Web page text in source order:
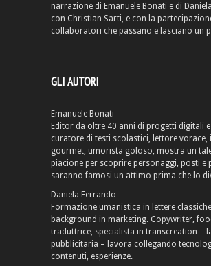
narrazione di Emanuele Bonati e di
con Christian Sarti, e con la
collaboratori che passano e lasciano un
GLI AUTORI
Emanuele Bonati
Editor da oltre 40 anni di progetti digitali
curatore di testi scolastici, lettore vorace,
gourmet, umorista goloso, mostra un
piacione per scoprire personaggi, posti e
saranno famosi un attimo prima che lo
Daniela Ferrando
Formazione umanistica in lettere
background in marketing. Copywriter,
traduttrice, specialista in transcreation –
pubblicitaria – lavora collegando
contenuti, esperienze.